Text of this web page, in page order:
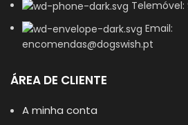
Telemóvel:
Email:
encomendas@dogswish.pt
ÁREA DE CLIENTE
A minha conta